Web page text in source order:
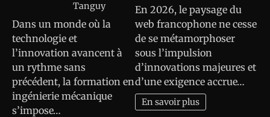
Tanguy
Dans un monde où la
technologie et
l’innovation avancent à
un rythme sans
précédent, la formation en
ingénierie mécanique
s’impose…
En 2026, le paysage du
web francophone ne cesse
de se métamorphoser
sous l’impulsion
d’innovations majeures et
d’une exigence accrue…
En savoir plus